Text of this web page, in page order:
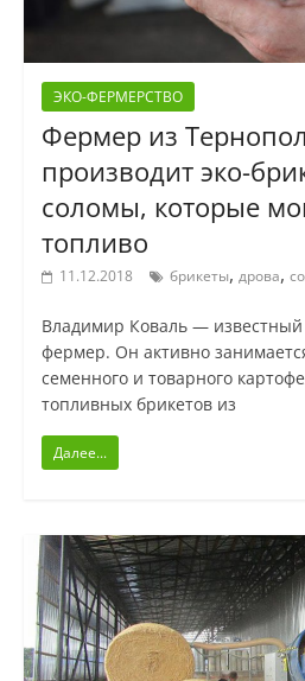
ЭКО-ФЕРМЕРСТВО
Фермер из
производит эко-
соломы, которые
топливо
11.12.2018 брикеты, дрова,
Владимир Коваль —
фермер. Он активно
семенного и товарного
топливных брикетов из
Далее...